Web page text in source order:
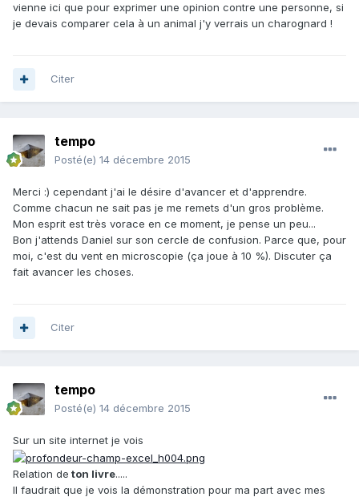
vienne ici que pour exprimer une opinion contre une personne, si
je devais comparer cela à un animal j'y verrais un charognard !
Citer
tempo
Posté(e) 14 décembre 2015
Merci :) cependant j'ai le désire d'avancer et d'apprendre.
Comme chacun ne sait pas je me remets d'un gros problème.
Mon esprit est très vorace en ce moment, je pense un peu...
Bon j'attends Daniel sur son cercle de confusion. Parce que, pour
moi, c'est du vent en microscopie (ça joue à 10 %). Discuter ça
fait avancer les choses.
Citer
tempo
Posté(e) 14 décembre 2015
Sur un site internet je vois
Relation de ton livre.....
Il faudrait que je vois la démonstration pour ma part avec mes